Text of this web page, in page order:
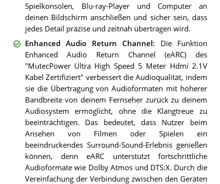
Spielkonsolen, Blu-ray-Player und Computer an
deinen Bildschirm anschließen und sicher sein, dass
jedes Detail präzise und zeitnah übertragen wird.
Enhanced Audio Return Channel: Die Funktion
Enhanced Audio Return Channel (eARC) des
"MutecPower Ultra High Speed 5 Meter Hdmi 2.1V
Kabel Zertifiziert" verbessert die Audioqualität, indem
sie die Übertragung von Audioformaten mit höherer
Bandbreite von deinem Fernseher zurück zu deinem
Audiosystem ermöglicht, ohne die Klangtreue zu
beeinträchtigen. Das bedeutet, dass Nutzer beim
Ansehen von Filmen oder Spielen ein
beeindruckendes Surround-Sound-Erlebnis genießen
können, denn eARC unterstützt fortschrittliche
Audioformate wie Dolby Atmos und DTS:X. Durch die
Vereinfachung der Verbindung zwischen den Geräten